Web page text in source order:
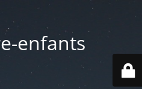
enfants